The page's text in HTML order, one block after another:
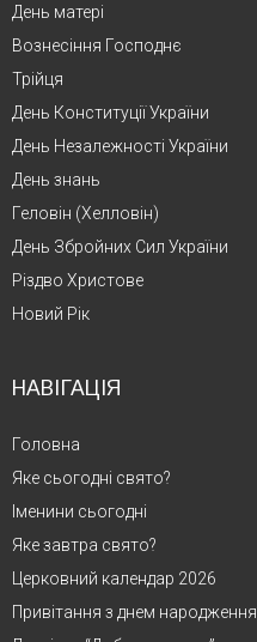
День матері
Вознесіння Господнє
Трійця
День Конституції України
День Незалежності України
День знань
Геловін (Хелловін)
День Збройних Сил України
Різдво Христове
Новий Рік
НАВІГАЦІЯ
Головна
Яке сьогодні свято?
Іменини сьогодні
Яке завтра свято?
Церковний календар 2026
Привітання з днем народження